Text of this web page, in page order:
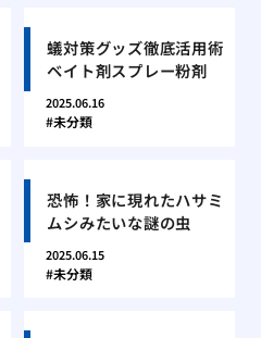
蟻対策グッズ徹底活用術
ベイト剤スプレー粉剤
2025.06.16
未分類
恐怖！家に現れたハサミ
ムシみたいな謎の虫
2025.06.15
未分類